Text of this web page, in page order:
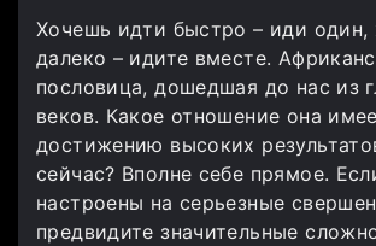
Хочешь идти быстро – иди один,
далеко – идите вместе.
пословица, дошедшая до нас из
веков. Какое отношение она
достижению высоких
сейчас? Вполне себе прямое.
настроены на серьезные
предвидите значительные